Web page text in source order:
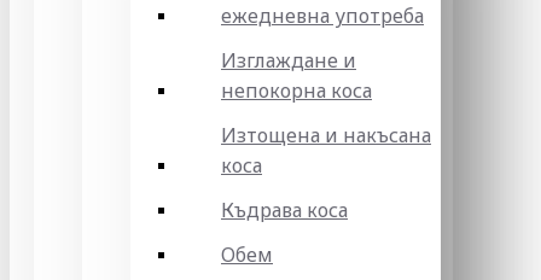
ежедневна употреба
Изглаждане и
непокорна коса
Изтощена и накъсана
коса
Къдрава коса
Обем